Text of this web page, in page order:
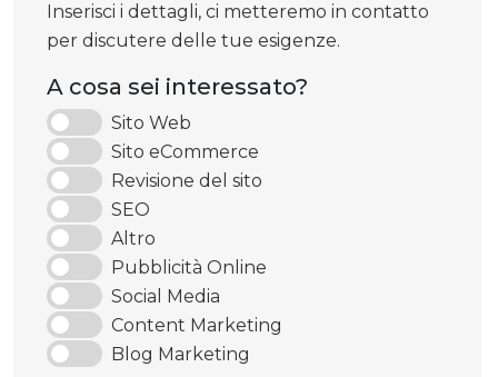
Inserisci i dettagli, ci metteremo in contatto
per discutere delle tue esigenze.
A cosa sei interessato?
Sito Web
Sito eCommerce
Revisione del sito
SEO
Altro
Pubblicità Online
Social Media
Content Marketing
Blog Marketing